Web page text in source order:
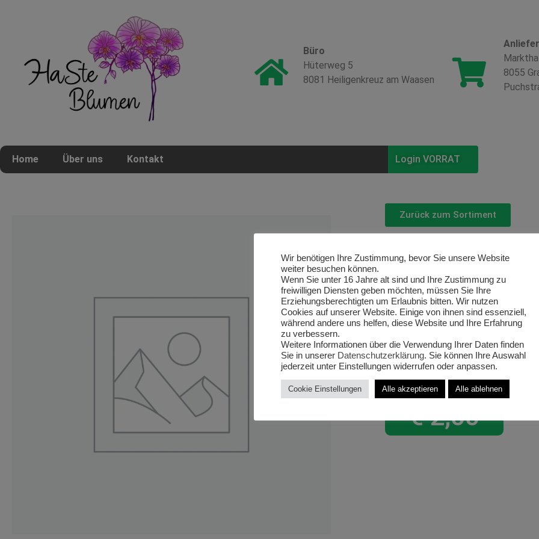
Büro
Hüterweg 5
8081 Heiligenkreuz am Waasen
8055
Home Über uns Kontakt Login VORRAT
Zurück zum Sortiment
Zwiebel
‚Galanthus‘
T9/15cm
€2,00
Wir benötigen Ihre Zustimmung, bevor Sie unsere Website
weiter besuchen können.
Wenn Sie unter 16 Jahre alt sind und Ihre Zustimmung zu
freiwilligen Diensten geben möchten, müssen Sie Ihre
Erziehungsberechtigten um Erlaubnis bitten. Wir nutzen
Cookies auf unserer Website. Einige von ihnen sind essenziell,
während andere uns helfen, diese Website und Ihre Erfahrung
zu verbessern.
Weitere Informationen über die Verwendung Ihrer Daten finden
Sie in unserer Datenschutzerklärung. Sie können Ihre Auswahl
jederzeit unter Einstellungen widerrufen oder anpassen.
Cookie Einstellungen Alle akzeptieren Alle ablehnen